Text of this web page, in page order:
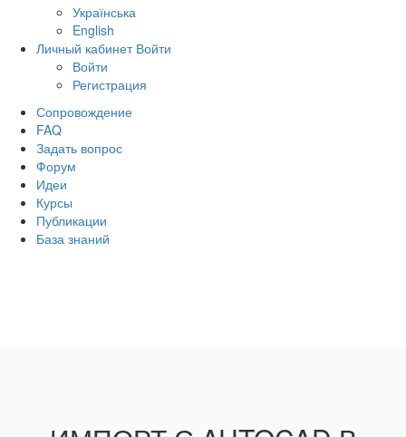
Українська
English
Личный кабинет Войти
Войти
Регистрация
Сопровождение
FAQ
Задать вопрос
Форум
Идеи
Курсы
Публикации
База знаний